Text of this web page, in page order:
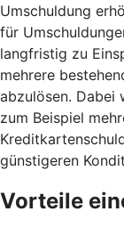
Umschuldung
für
langfristig zu
mehrere
abzulösen. Dabei
zum Beispiel
günstigeren
Vorteile